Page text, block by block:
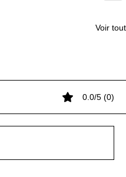
Voir tout
0.0/5 (0)